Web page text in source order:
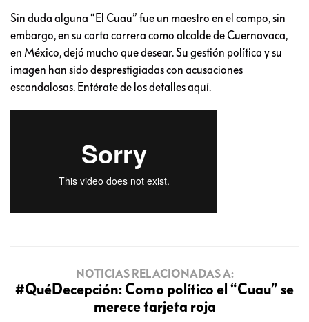
Sin duda alguna “El Cuau” fue un maestro en el campo, sin
embargo, en su corta carrera como alcalde de Cuernavaca,
en México, dejó mucho que desear. Su gestión política y su
imagen han sido desprestigiadas con acusaciones
escandalosas. Entérate de los detalles aquí.
NOTICIAS RELACIONADAS A:
#QuéDecepción: Como político el “Cuau” se
merece tarjeta roja